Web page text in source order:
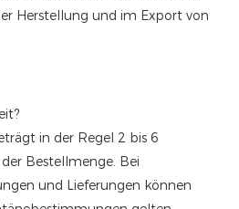
Herstellung und im Export von
in der Regel 2 bis 6
Bestellmenge. Bei
und Lieferungen können